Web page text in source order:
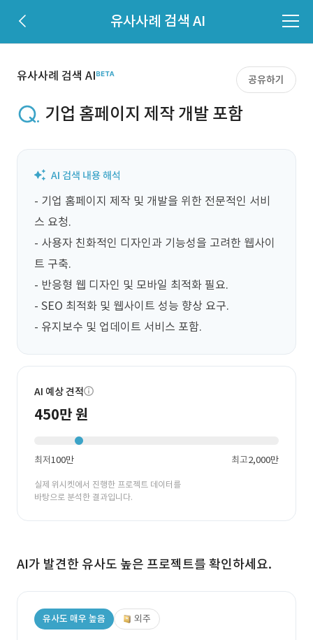
유사사례 검색 AI
유사사례 검색 AI 공유하기
기업 홈페이지 제작 개발 포함
- 기업 홈페이지 제작 및 개발을 위한 전문적인 서비
스 요청.
- 사용자 친화적인 디자인과 기능성을 고려한 웹사이
트 구축.
- 반응형 웹 디자인 및 모바일 최적화 필요.
- SEO 최적화 및 웹사이트 성능 향상 요구.
- 유지보수 및 업데이트 서비스 포함.
AI 예상 견적
450만 원
최저100만 최고2,000만
실제 위시켓에서 진행한 프로젝트 데이터를
바탕으로 분석한 결과입니다.
AI가 발견한 유사도 높은 프로젝트를 확인하세요.
유사도 매우 높음 외주